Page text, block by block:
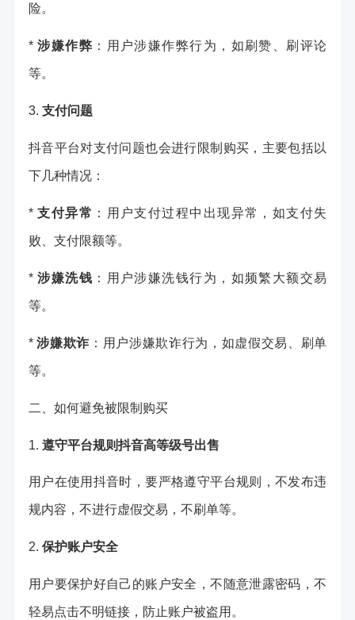
险。
*涉嫌作弊 ：用户涉嫌作弊行为，如刷赞、刷评论
等。
3. 支付问题
抖音平台对支付问题也会进行限制购买，主要包括以
下几种情况：
*支付异常 ：用户支付过程中出现异常，如支付失
败、支付限额等。
*涉嫌洗钱 ：用户涉嫌洗钱行为，如频繁大额交易
等。
*涉嫌欺诈 ：用户涉嫌欺诈行为，如虚假交易、刷单
等。
二、如何避免被限制购买
1. 遵守平台规则抖音高等级号出售
用户在使用抖音时，要严格遵守平台规则，不发布违
规内容，不进行虚假交易，不刷单等。
2. 保护账户安全
用户要保护好自己的账户安全，不随意泄露密码，不
轻易点击不明链接，防止账户被盗用。